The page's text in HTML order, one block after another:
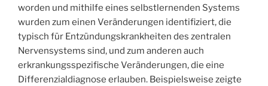
worden und mithilfe eines selbstlernenden Systems
wurden zum einen Veränderungen identifiziert, die
typisch für Entzündungskrankheiten des zentralen
Nervensystems sind, und zum anderen auch
erkrankungsspezifische Veränderungen, die eine
Differenzialdiagnose erlauben. Beispielsweise zeigte